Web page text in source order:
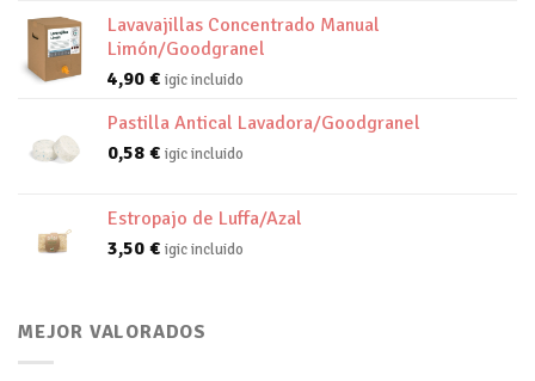
Lavavajillas Concentrado Manual
Limón/Goodgranel
4,90 € igic incluido
Pastilla Antical Lavadora/Goodgranel
0,58 € igic incluido
Estropajo de Luffa/Azal
3,50 € igic incluido
MEJOR VALORADOS